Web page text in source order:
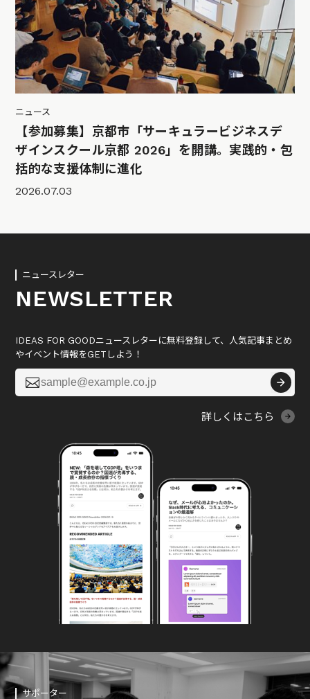
ニュース
【参加募集】京都市「サーキュラービジネスデ
ザインスクール京都 2026」を開講。実践的・包
括的な支援体制に進化
2026.07.03
ニュースレター
NEWSLETTER
IDEAS FOR GOODニュースレターに無料登録して、人気記事まとめ
やイベント情報をGETしよう！

詳しくはこちら
サポーター